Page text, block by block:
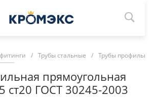
/ Трубы стальные / Трубы
прямоугольная
ст20 ГОСТ 30245-2003